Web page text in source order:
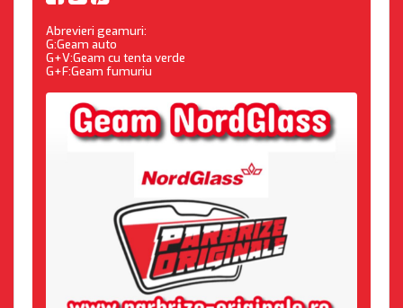
Abrevieri geamuri:
G:Geam auto
G+V:Geam cu tenta verde
G+F:Geam fumuriu